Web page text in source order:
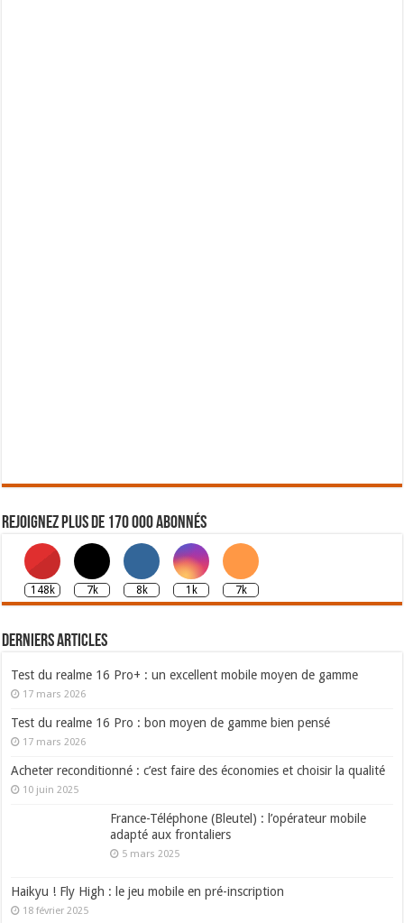
Rejoignez plus de 170 000 abonnés
148k 7k 8k 1k 7k
Derniers articles
Test du realme 16 Pro+ : un excellent mobile moyen de gamme
17 mars 2026
Test du realme 16 Pro : bon moyen de gamme bien pensé
17 mars 2026
Acheter reconditionné : c’est faire des économies et choisir la qualité
10 juin 2025
France-Téléphone (Bleutel) : l’opérateur mobile
adapté aux frontaliers
5 mars 2025
Haikyu ! Fly High : le jeu mobile en pré-inscription
18 février 2025